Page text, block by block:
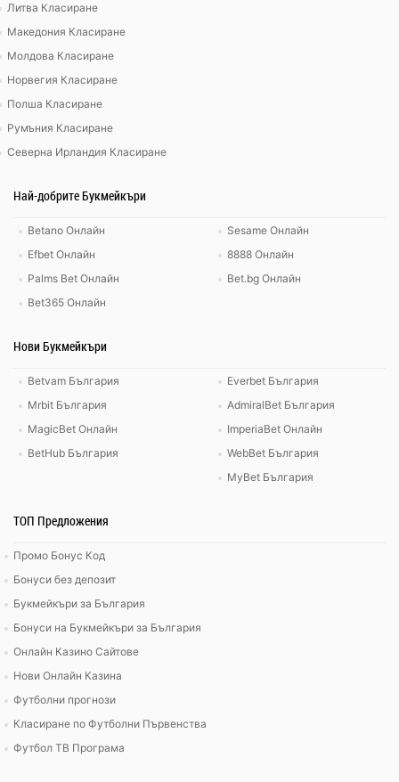
Литва Класиране
Македония Класиране
Молдова Класиране
Норвегия Класиране
Полша Класиране
Румъния Класиране
Северна Ирландия Класиране
Най-добрите Букмейкъри
Betano Онлайн
Efbet Онлайн
Palms Bet Онлайн
Bet365 Онлайн
Sesame Онлайн
8888 Онлайн
Bet.bg Онлайн
Нови Букмейкъри
Betvam България
Mrbit България
MagicBet Онлайн
BetHub България
Everbet България
AdmiralBet България
ImperiaBet Онлайн
WebBet България
MyBet България
ТОП Предложения
Промо Бонус Код
Бонуси без депозит
Букмейкъри за България
Бонуси на Букмейкъри за България
Онлайн Казино Сайтове
Нови Онлайн Казина
Футболни прогнози
Класиране по Футболни Първенства
Футбол ТВ Програма